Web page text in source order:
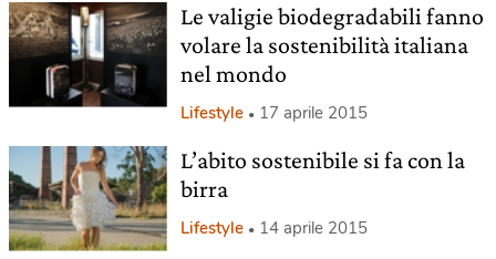
Le valigie biodegradabili fanno
volare la sostenibilità italiana
nel mondo
Lifestyle 17 aprile 2015
L’abito sostenibile si fa con la
birra
Lifestyle 14 aprile 2015